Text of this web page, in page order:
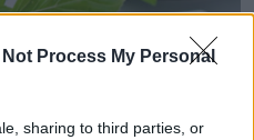
Not Process My Personal
sharing to third parties, or